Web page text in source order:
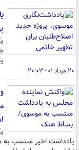
۲۰ مرداد ۰۱ - ۲۰:۰۳
یادداشت اخیر منتسب